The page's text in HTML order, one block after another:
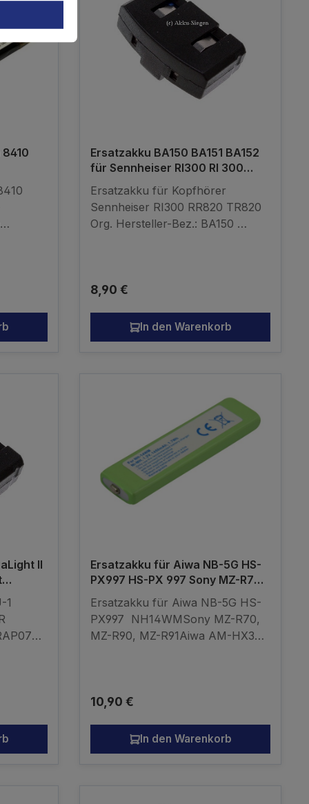
Ersatzakku BA150 BA151 BA152
für Sennheiser RI300 RI 300
RR820 RR 820 TR820 TR 820 RI
50 RI50
Ersatzakku für Kopfhörer
Sennheiser RI300 RR820 TR820
Org. Hersteller-Bez.: BA150
Regulärer Preis:
8,90 €
In den Warenkorb
II
1
Ersatzakku für Aiwa NB-5G HS-
PX997 HS-PX 997 Sony MZ-R70,
MZ-R90, MZ-R91 Aiwa AM-HX30,
AM-HX50
Ersatzakku für Aiwa NB-5G HS-
PX997 NH14WMSony MZ-R70,
MZ-R90, MZ-R91Aiwa AM-HX30,
Originalakku
Regulärer Preis:
10,90 €
In den Warenkorb